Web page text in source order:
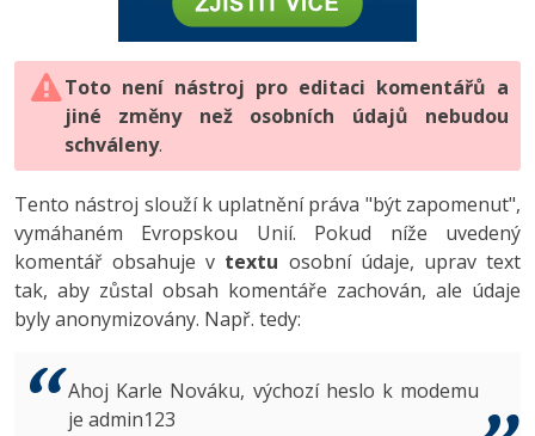
HTML5, CSS3, Bootstrap, SEO
SQL a databáze
Testování a verzování
UML a návrhové vzory
React
Spring
ASP.NET MVC
PHP
JavaScript
Python
HTML / CSS
UML a návrhové vzory
MySQL/MariaDB
MS-SQL
Vývojář mobilních aplikací
C# Game developer
Tester
Systémový administrátor
3D grafik
-80%
JavaScript -80%
PHP -80%
Swift -80%
Kotlin -80%
VB.NET
Digitální gramotnost
Marketing
WordPress
SEO
UX
Business
Copywriting
Photoshop -80%
Adobe Illustrator -80%
Adobe Lightroom
Adobe XD
Adobe InDesign -25%
Adobe After Effects
Inkscape
Toto není nástroj pro editaci komentářů a
jiné změny než osobních údajů nebudou
schváleny.
Tento nástroj slouží k uplatnění práva "být zapomenut",
vymáhaném Evropskou Unií. Pokud níže uvedený
komentář obsahuje v textu osobní údaje, uprav text
tak, aby zůstal obsah komentáře zachován, ale údaje
byly anonymizovány. Např. tedy:
Ahoj Karle Nováku, výchozí heslo k modemu
je admin123